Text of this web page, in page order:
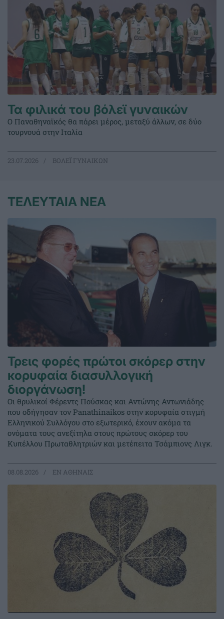
Τα φιλικά του βόλεϊ γυναικών
Ο Παναθηναϊκός θα πάρει μέρος, μεταξύ άλλων, σε δύο
τουρνουά στην Ιταλία
23.07.2026 ΒΟΛΕΪ ΓΥΝΑΙΚΩΝ
ΤΕΛΕΥΤΑΙΑ ΝΕΑ
Τρεις φορές πρώτοι σκόρερ στην
κορυφαία διασυλλογική
διοργάνωση!
Οι θρυλικοί Φέρεντς Πούσκας και Αντώνης Αντωνιάδης
που οδήγησαν τον Panathinaikos στην κορυφαία στιγμή
Ελληνικού Συλλόγου στο εξωτερικό, έχουν ακόμα τα
ονόματα τους ανεξίτηλα στους πρώτους σκόρερ του
Κυπέλλου Πρωταθλητριών και μετέπειτα Τσάμπιονς Λιγκ.
08.08.2026 EΝ ΑΘΗΝΑΙΣ